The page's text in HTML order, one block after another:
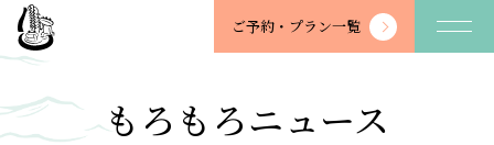
望
川
-
BOSENKAN
ご予約・ プラン一覧
もろもろニュース